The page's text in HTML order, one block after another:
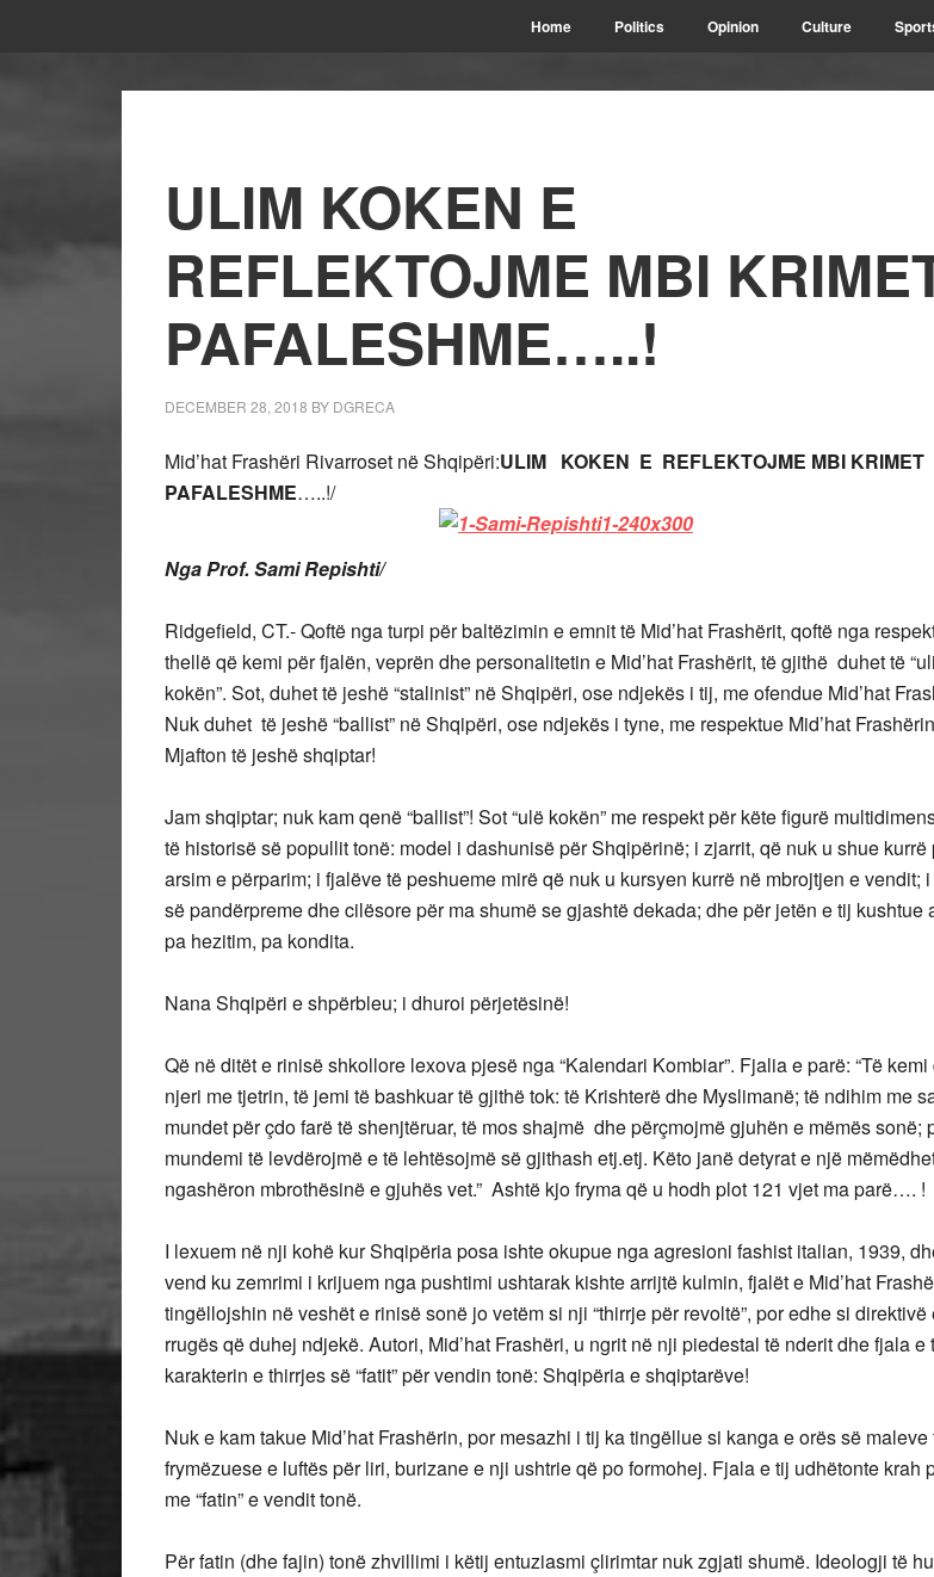
Home Politics Opinion Culture
ULIM KOKEN E
REFLEKTOJME MBI
PAFALESHME…..!
DECEMBER 28, 2018 BY DGRECA
Mid’hat Frashëri Rivarroset në Shqipëri:ULIM KOKEN E REFLEKTOJME MBI KRIMET
PAFALESHME…..!/
Nga Prof. Sami Repishti/
Ridgefield, CT.- Qoftë nga turpi për baltëzimin e emnit të Mid’hat Frashërit, qoftë nga
thellë që kemi për fjalën, veprën dhe personalitetin e Mid’hat Frashërit, të gjithë duhet të
kokën”. Sot, duhet të jeshë “stalinist” në Shqipëri, ose ndjekës i tij, me ofendue Mid’hat
Nuk duhet të jeshë “ballist” në Shqipëri, ose ndjekës i tyne, me respektue Mid’hat
Mjafton të jeshë shqiptar!
Jam shqiptar; nuk kam qenë “ballist”! Sot “ulë kokën” me respekt për këte figurë
të historisë së popullit tonë: model i dashunisë për Shqipërinë; i zjarrit, që nuk u shue kurrë
arsim e përparim; i fjalëve të peshueme mirë që nuk u kursyen kurrë në mbrojtjen e vendit;
së pandërpreme dhe cilësore për ma shumë se gjashtë dekada; dhe për jetën e tij kushtue
pa hezitim, pa kondita.
Nana Shqipëri e shpërbleu; i dhuroi përjetësinë!
Që në ditët e rinisë shkollore lexova pjesë nga “Kalendari Kombiar”. Fjalia e parë: “Të
njeri me tjetrin, të jemi të bashkuar të gjithë tok: të Krishterë dhe Myslimanë; të ndihim me
mundet për çdo farë të shenjtëruar, të mos shajmë dhe përçmojmë gjuhën e mëmës sonë;
mundemi të levdërojmë e të lehtësojmë së gjithash etj.etj. Këto janë detyrat e një
ngashëron mbrothësinë e gjuhës vet.” Ashtë kjo fryma që u hodh plot 121 vjet ma parë…. !
I lexuem në nji kohë kur Shqipëria posa ishte okupue nga agresioni fashist italian, 1939,
vend ku zemrimi i krijuem nga pushtimi ushtarak kishte arrijtë kulmin, fjalët e Mid’hat
tingëllojshin në veshët e rinisë sonë jo vetëm si nji “thirrje për revoltë”, por edhe si direktivë
rrugës që duhej ndjekë. Autori, Mid’hat Frashëri, u ngrit në nji piedestal të nderit dhe fjala e
karakterin e thirrjes së “fatit” për vendin tonë: Shqipëria e shqiptarëve!
Nuk e kam takue Mid’hat Frashërin, por mesazhi i tij ka tingëllue si kanga e orës së maleve
frymëzuese e luftës për liri, burizane e nji ushtrie që po formohej. Fjala e tij udhëtonte krah
me “fatin” e vendit tonë.
Për fatin (dhe fajin) tonë zhvillimi i këtij entuziasmi çlirimtar nuk zgjati shumë. Ideologji të